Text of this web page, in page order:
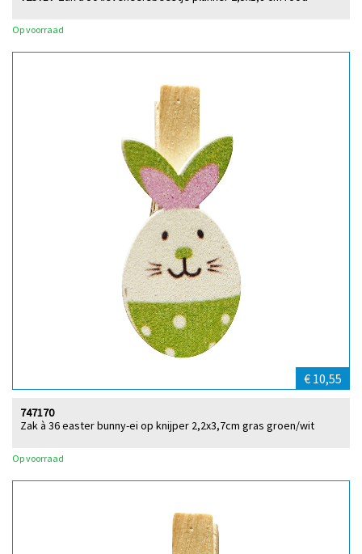
Op voorraad
€ 10,55
Zak à 36 easter bunny-ei op knijper 2,2x3,7cm gras groen/wit
747170
Op voorraad